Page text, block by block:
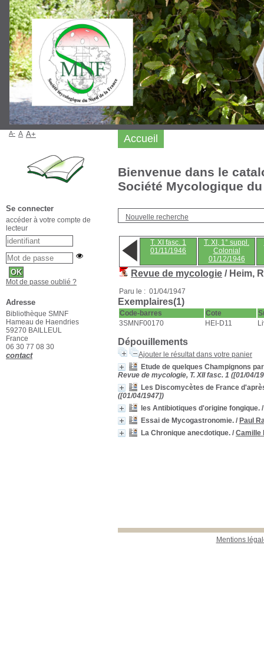
Bienvenue dans le
Société Mycologique
Nouvelle recherche
T. XI fasc. 1
01/11/1946
T. XI, 1° suppl.
Colonial
01/12/1946
Revue de mycologie / Heim,
Paru le : 01/04/1947
Exemplaires(1)
Code-barres Cote
3SMNF00170
HEI-D11
Dépouillements
Ajouter le résultat dans votre panier
Etude de quelques Champignons
Revue de mycologie, T. XII fasc. 1 ([01/04/
Les Discomycètes de France
([01/04/1947])
les Antibiotiques d'origine fongique.
Essai de Mycogastronomie. / Paul
La Chronique anecdotique. / Camille
Mentions
Accueil
A- A A+
Se connecter
accéder à votre compte de
lecteur
Mot de passe oublié ?
Adresse
Bibliothèque SMNF
Hameau de Haendries
59270 BAILLEUL
France
06 30 77 08 30
contact